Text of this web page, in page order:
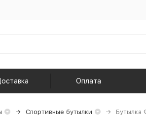
Оплата
Спортивные бутылки Бутылка